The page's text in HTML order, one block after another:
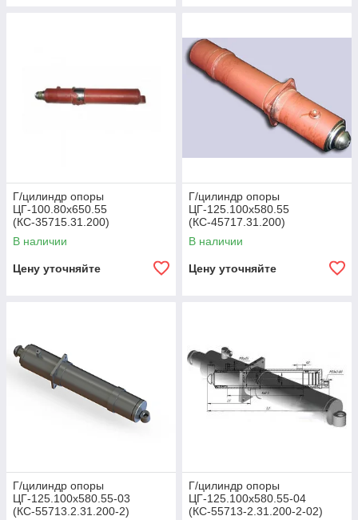
Г/цилиндр опоры
ЦГ-100.80х650.55
(КС-35715.31.200)
В наличии
Цену уточняйте
Г/цилиндр опоры
ЦГ-125.100х580.55
(КС-45717.31.200)
В наличии
Цену уточняйте
Г/цилиндр опоры
ЦГ-125.100х580.55-03
(КС-55713.2.31.200-2)
Г/цилиндр опоры
ЦГ-125.100х580.55-04
(КС-55713-2.31.200-2-02)